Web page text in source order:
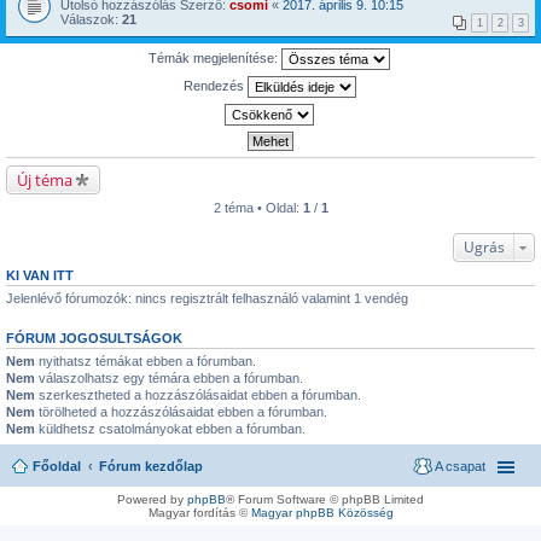
Utolsó hozzászólás Szerző: csomi « 2017. április 9. 10:15
Válaszok: 21 1 2 3
Témák megjelenítése:
Rendezés
Új téma
2 téma • Oldal: 1 / 1
Ugrás
KI VAN ITT
Jelenlévő fórumozók: nincs regisztrált felhasználó valamint 1 vendég
FÓRUM JOGOSULTSÁGOK
Nem nyithatsz témákat ebben a fórumban.
Nem válaszolhatsz egy témára ebben a fórumban.
Nem szerkesztheted a hozzászólásaidat ebben a fórumban.
Nem törölheted a hozzászólásaidat ebben a fórumban.
Nem küldhetsz csatolmányokat ebben a fórumban.
Főoldal Fórum kezdőlap A csapat
Powered by phpBB® Forum Software © phpBB Limited
Magyar fordítás ©Magyar phpBB Közösség